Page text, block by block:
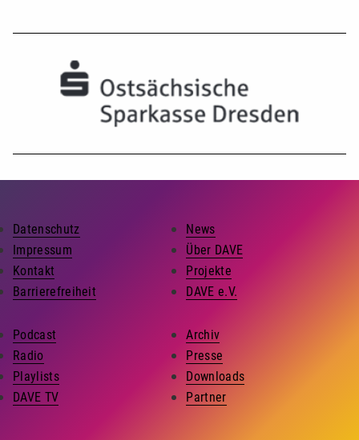
Datenschutz
Impressum
Kontakt
Barrierefreiheit
News
Über DAVE
Projekte
DAVE e.V.
Podcast
Radio
Playlists
DAVE TV
Archiv
Presse
Downloads
Partner